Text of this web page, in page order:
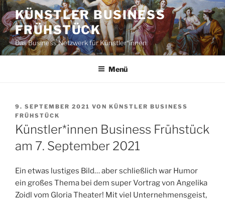
Zum
Inhalt
springen
KÜNSTLER BUSINESS
FRÜHSTÜCK
Das Business Netzwerk für Künstler*innen
Menü
VERÖFFENTLICHT
AM
9. SEPTEMBER 2021 VON KÜNSTLER BUSINESS
FRÜHSTÜCK
Künstler*innen Business Frühstück
am 7. September 2021
Ein etwas lustiges Bild… aber schließlich war Humor
ein großes Thema bei dem super Vortrag von Angelika
Zoidl vom Gloria Theater! Mit viel Unternehmensgeist,